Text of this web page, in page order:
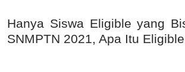
Hanya Siswa Eligible yang
SNMPTN 2021, Apa Itu